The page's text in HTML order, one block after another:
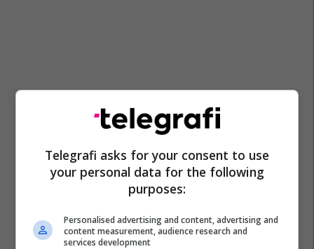
Telegrafi asks for your consent to use
your personal data for the following
purposes:
Personalised advertising and content, advertising and
content measurement, audience research and
services development